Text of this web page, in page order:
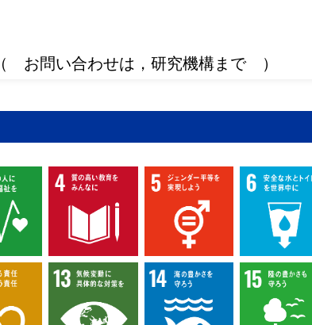
（ お問い合わせは，研究機構まで ）